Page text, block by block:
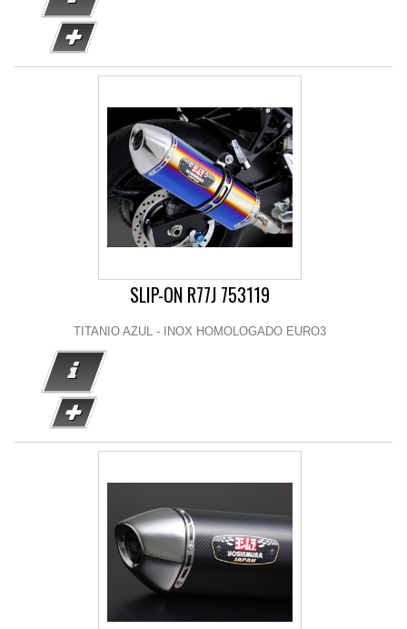
SLIP-ON R77J 753119
TITANIO AZUL - INOX HOMOLOGADO EURO3